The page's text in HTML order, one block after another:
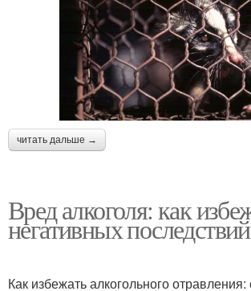
читать дальше →
Вред алкоголя: как
негативных последствий
Как избежать алкогольного отравления: